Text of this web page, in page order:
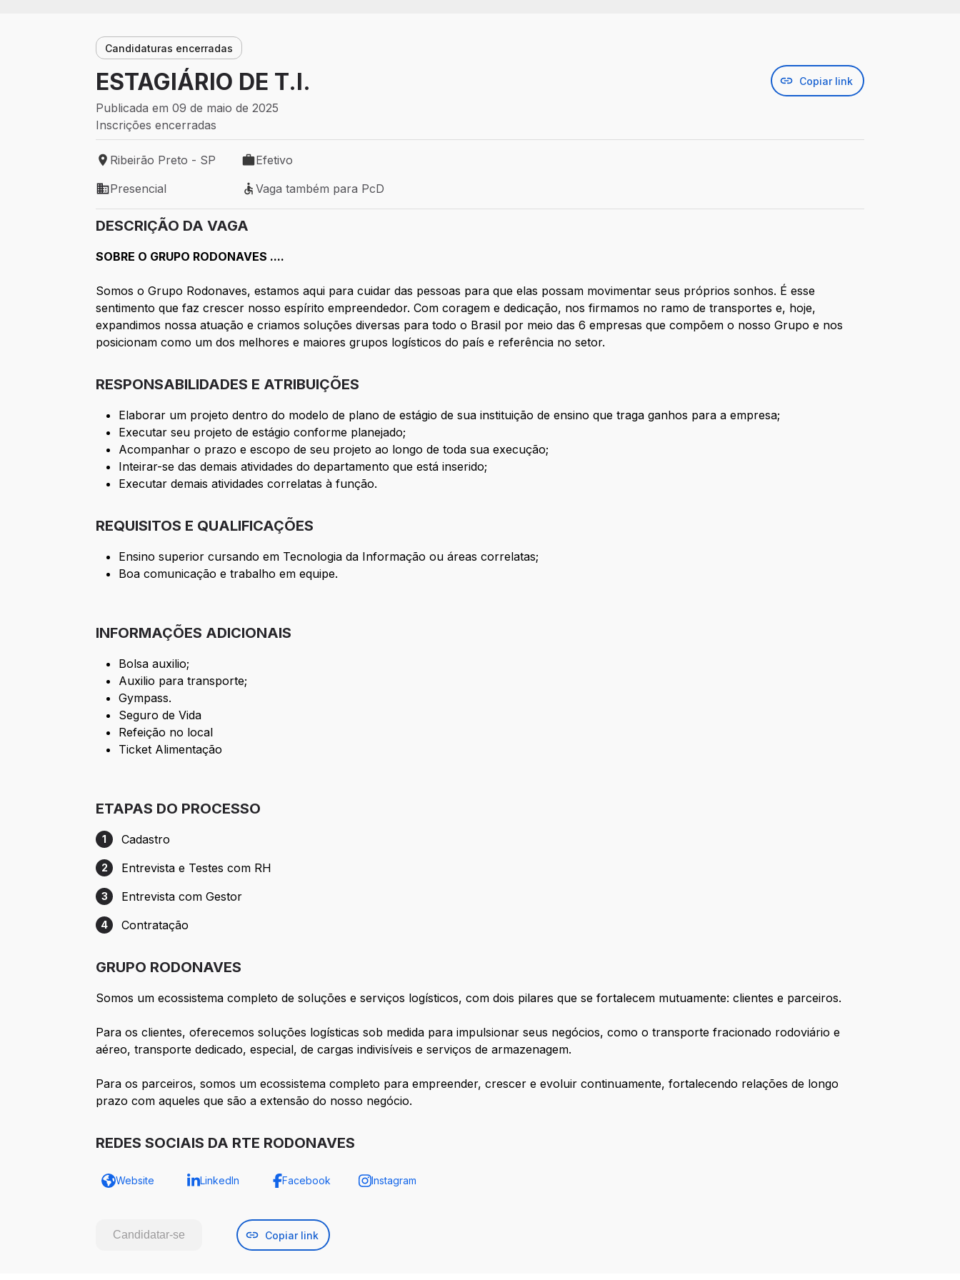
Candidaturas encerradas
ESTAGIÁRIO DE T.I. Copiar link
Publicada em 09 de maio de 2025
Inscrições encerradas
Local de trabalho: Ribeirão Preto - SP
Ribeirão Preto - SP
Tipo de vaga: Efetivo
Efetivo
Modelo de trabalho: Presencial
Presencial
Vaga também para PcD
Vaga também para PcD
DESCRIÇÃO DA VAGA
SOBRE O GRUPO RODONAVES ....
Somos o Grupo Rodonaves, estamos aqui para cuidar das pessoas para que elas possam movimentar seus próprios sonhos. É esse
sentimento que faz crescer nosso espírito empreendedor. Com coragem e dedicação, nos firmamos no ramo de transportes e, hoje,
expandimos nossa atuação e criamos soluções diversas para todo o Brasil por meio das 6 empresas que compõem o nosso Grupo e nos
posicionam como um dos melhores e maiores grupos logísticos do país e referência no setor.
RESPONSABILIDADES E ATRIBUIÇÕES
Elaborar um projeto dentro do modelo de plano de estágio de sua instituição de ensino que traga ganhos para a empresa;
Executar seu projeto de estágio conforme planejado;
Acompanhar o prazo e escopo de seu projeto ao longo de toda sua execução;
Inteirar-se das demais atividades do departamento que está inserido;
Executar demais atividades correlatas à função.
REQUISITOS E QUALIFICAÇÕES
Ensino superior cursando em Tecnologia da Informação ou áreas correlatas;
Boa comunicação e trabalho em equipe.
INFORMAÇÕES ADICIONAIS
Bolsa auxilio;
Auxilio para transporte;
Gympass.
Seguro de Vida
Refeição no local
Ticket Alimentação
ETAPAS DO PROCESSO
Etapa 1: Cadastro
1 Cadastro
Etapa 2: Entrevista e Testes com RH
2 Entrevista e Testes com RH
Etapa 3: Entrevista com Gestor
3 Entrevista com Gestor
Etapa 4: Contratação
4 Contratação
GRUPO RODONAVES
Somos um ecossistema completo de soluções e serviços logísticos, com dois pilares que se fortalecem mutuamente: clientes e parceiros.
Para os clientes, oferecemos soluções logísticas sob medida para impulsionar seus negócios, como o transporte fracionado rodoviário e
aéreo, transporte dedicado, especial, de cargas indivisíveis e serviços de armazenagem.
Para os parceiros, somos um ecossistema completo para empreender, crescer e evoluir continuamente, fortalecendo relações de longo
prazo com aqueles que são a extensão do nosso negócio.
REDES SOCIAIS DA RTE RODONAVES
Website LinkedIn Facebook Instagram
Candidatar-se Copiar link